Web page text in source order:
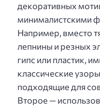
декоративных
минималистскими
Например, вместо
лепнины и резных
гипс или пластик,
классические
подходящие для
Второе —